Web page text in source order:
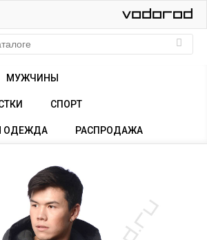
МУЖЧИНЫ
СПОРТ
ОДЕЖДА РАСПРОДАЖА